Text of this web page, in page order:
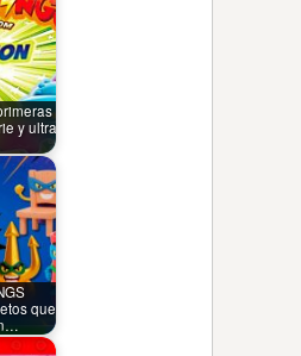
y ultra
que